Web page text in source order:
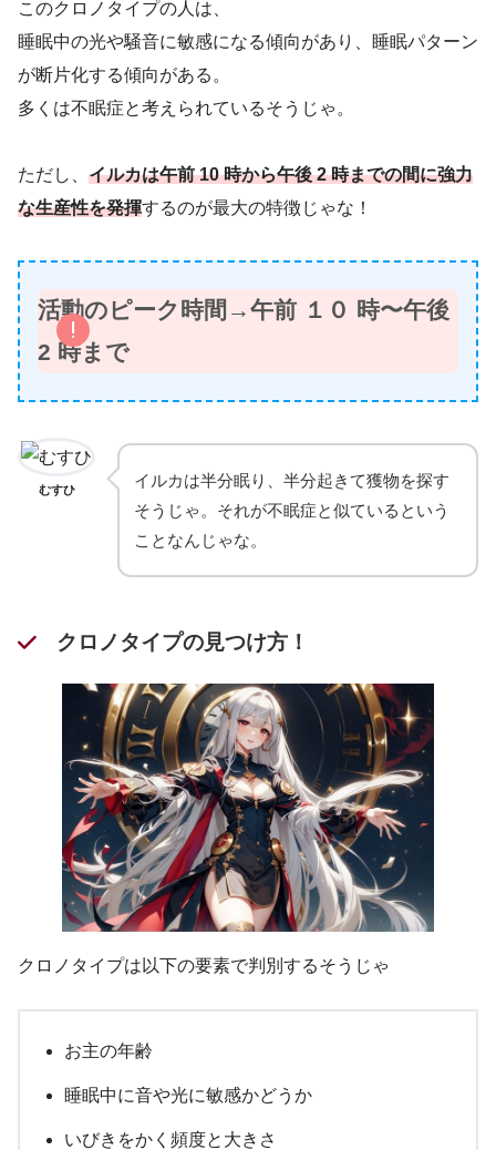
このクロノタイプの人は、
睡眠中の光や騒音に敏感になる傾向があり、睡眠パターン
が断片化する傾向がある。
多くは不眠症と考えられているそうじゃ。
ただし、 イルカは午前 10 時から午後 2 時までの間に強力
な生産性を発揮するのが最大の特徴じゃな！
活動のピーク時間→午前 １０ 時〜午後
2 時まで
むすひ
イルカは半分眠り、半分起きて獲物を探す
そうじゃ。それが不眠症と似ているという
ことなんじゃな。
クロノタイプの見つけ方！
クロノタイプは以下の要素で判別するそうじゃ
お主の年齢
睡眠中に音や光に敏感かどうか
いびきをかく頻度と大きさ